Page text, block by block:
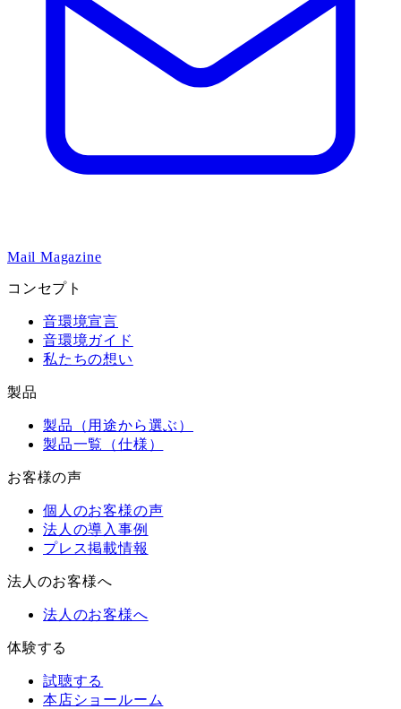
Mail Magazine
コンセプト
音環境宣言
音環境ガイド
私たちの想い
製品
製品（用途から選ぶ）
製品一覧（仕様）
お客様の声
個人のお客様の声
法人の導入事例
プレス掲載情報
法人のお客様へ
法人のお客様へ
体験する
試聴する
本店ショールーム